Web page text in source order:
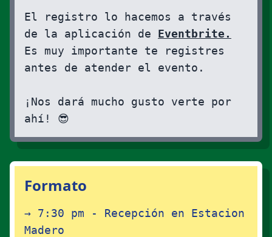
El registro lo hacemos a través
de la aplicación de Eventbrite.
Es muy importante te registres
antes de atender el evento.
¡Nos dará mucho gusto verte por
ahí! 😎
Formato
→ 7:30 pm - Recepción en Estacion
Madero